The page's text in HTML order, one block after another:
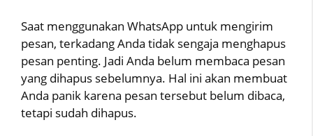
Saat menggunakan WhatsApp untuk mengirim
pesan, terkadang Anda tidak sengaja menghapus
pesan penting. Jadi Anda belum membaca pesan
yang dihapus sebelumnya. Hal ini akan membuat
Anda panik karena pesan tersebut belum dibaca,
tetapi sudah dihapus.